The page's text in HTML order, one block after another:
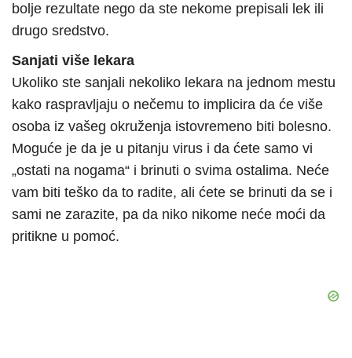
bolje rezultate nego da ste nekome prepisali lek ili
drugo sredstvo.
Sanjati više lekara
Ukoliko ste sanjali nekoliko lekara na jednom mestu
kako raspravljaju o nečemu to implicira da će više
osoba iz vašeg okruženja istovremeno biti bolesno.
Moguće je da je u pitanju virus i da ćete samo vi
„ostati na nogama“ i brinuti o svima ostalima. Neće
vam biti teško da to radite, ali ćete se brinuti da se i
sami ne zarazite, pa da niko nikome neće moći da
pritikne u pomoć.